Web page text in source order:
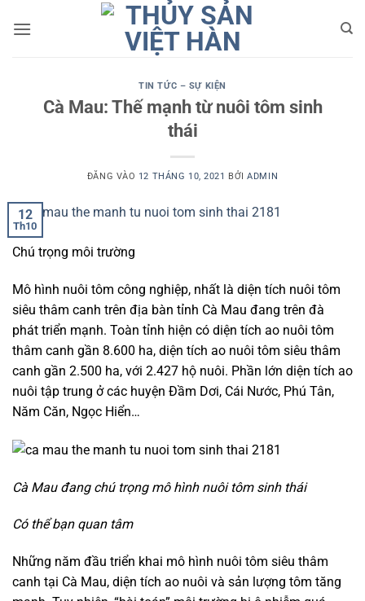
qua
TIN TỨC – SỰ KIỆN
Cà Mau: Thế mạnh từ nuôi tôm sinh
thái
ĐĂNG VÀO 12 THÁNG 10, 2021 BỞIADMIN
12
Th10
Chú trọng môi trường
Mô hình nuôi tôm công nghiệp, nhất là diện tích nuôi tôm
siêu thâm canh trên địa bàn tỉnh Cà Mau đang trên đà
phát triển mạnh. Toàn tỉnh hiện có diện tích ao nuôi tôm
thâm canh gần 8.600 ha, diện tích ao nuôi tôm siêu thâm
canh gần 2.500 ha, với 2.427 hộ nuôi. Phần lớn diện tích ao
nuôi tập trung ở các huyện Đầm Dơi, Cái Nước, Phú Tân,
Năm Căn, Ngọc Hiển…
Cà Mau đang chú trọng mô hình nuôi tôm sinh thái
Có thể bạn quan tâm
Những năm đầu triển khai mô hình nuôi tôm siêu thâm
canh tại Cà Mau, diện tích ao nuôi và sản lượng tôm tăng